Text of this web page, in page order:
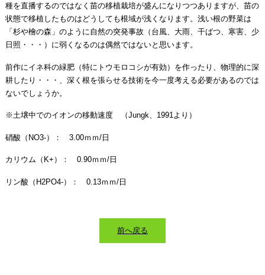
種を直播するのではなく苗の移植栽培が盛んになりつつありますが、苗の
状態で移植したものはどうしても根域が浅くなります。浅い根の野菜は
「杉や檜の森」のように自然の突発事故（台風、大雨、干ばつ、寒害、少
日照・・・）に弱くなるのは偶然ではないと思います。
前作にイネ科の緑肥（特にトウモロコシが有効）を作ったり、物理的に深
耕したり・・・、深く根を張らせる技術を今一度考える必要があるのでは
ないでしょうか。
※土壌中でのイオンの移動速度 （Jungk、1991より）
硝酸（NO3-）： 3.00ｍｍ/日
カリウム（K+）： 0.90ｍｍ/日
リン酸（H2PO4-）： 0.13ｍｍ/日
前へ戻る